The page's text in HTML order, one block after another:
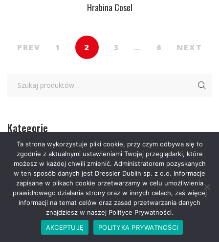
Hrabina Cosel
PREV 1 2 3 … 6 NEXT
Kategorie
zobacz wszystkie
Czułe Strony – 25.03.2026
Mroczne Strony – 25.03.2026
Literatura piękna
Ta strona wykorzystuje pliki cookie, przy czym odbywa się to
zgodnie z aktualnymi ustawieniami Twojej przeglądarki, które
możesz w każdej chwili zmienić. Administratorem pozyskanych
w ten sposób danych jest Dressler Dublin sp. z o.o. Informacje
zapisane w plikach cookie przetwarzamy w celu umożliwienia
prawidłowego działania strony oraz w innych celach, zaś więcej
informacji na temat celów oraz zasad przetwarzania danych
znajdziesz w naszej Polityce Prywatności.
AKCEPTUJĘ
POLITYKA PRYWATNOŚCI